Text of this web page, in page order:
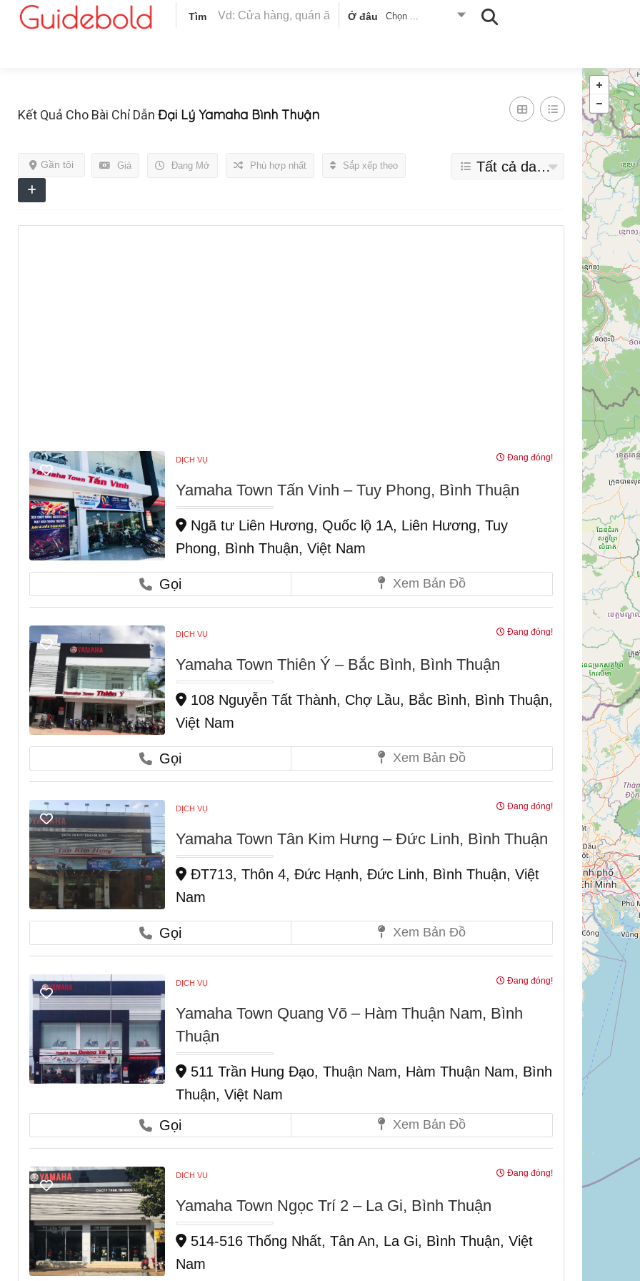
Tìm Ở đâu Chọn ...
Kết Quả Cho Bài Chỉ Dẫn Đại Lý Yamaha Bình Thuận
Giá Đang Mở
Gần tôi Phù hợp nhất Sắp xếp theo Tất cả danh mục
DỊCH VỤ Đang đóng!
Yamaha Town Tấn Vinh – Tuy Phong, Bình Thuận
Ngã tư Liên Hương, Quốc lộ 1A, Liên Hương, Tuy
Phong, Bình Thuận, Việt Nam
Gọi Xem Bản Đồ
DỊCH VỤ Đang đóng!
Yamaha Town Thiên Ý – Bắc Bình, Bình Thuận
108 Nguyễn Tất Thành, Chợ Lầu, Bắc Bình, Bình Thuận,
Việt Nam
Gọi Xem Bản Đồ
DỊCH VỤ Đang đóng!
Yamaha Town Tân Kim Hưng – Đức Linh, Bình Thuận
ĐT713, Thôn 4, Đức Hạnh, Đức Linh, Bình Thuận, Việt
Nam
Gọi Xem Bản Đồ
DỊCH VỤ Đang đóng!
Yamaha Town Quang Võ – Hàm Thuận Nam, Bình
Thuận
511 Trần Hung Đạo, Thuận Nam, Hàm Thuận Nam, Bình
Thuận, Việt Nam
Gọi
Xem Bản Đồ
DỊCH VỤ Đang đóng!
Yamaha Town Ngọc Trí 2 – La Gi, Bình Thuận
514-516 Thống Nhất, Tân An, La Gi, Bình Thuận, Việt
Nam